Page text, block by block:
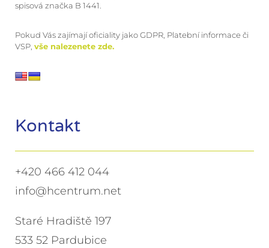
spisová značka B 1441.
Pokud Vás zajímají oficiality jako GDPR, Platební informace či
VSP, vše nalezenete zde.
Kontakt
+420 466 412 044
info@hcentrum.net
Staré Hradiště 197
533 52 Pardubice